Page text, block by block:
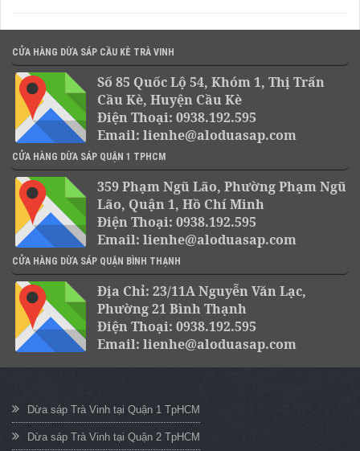
CỬA HÀNG DỪA SÁP CẦU KÈ TRÀ VINH
Số 85 Quốc Lộ 54, Khóm 1, Thị Trấn
Cầu Kè, Huyện Cầu Kè
Điện Thoại: 0938.192.595
Email: lienhe@aloduasap.com
CỬA HÀNG DỪA SÁP QUẬN 1 TPHCM
359 Phạm Ngũ Lão, Phường Phạm Ngũ
Lão, Quận 1, Hồ Chí Minh
Điện Thoại: 0938.192.595
Email: lienhe@aloduasap.com
CỬA HÀNG DỪA SÁP QUẬN BÌNH THẠNH
Địa Chỉ: 23/11A Nguyễn Văn Lạc,
Phường 21 Bình Thạnh
Điện Thoại: 0938.192.595
Email: lienhe@aloduasap.com
Dừa sáp Trà Vinh tại Quận 1 TpHCM
Dừa sáp Trà Vinh tại Quận 2 TpHCM